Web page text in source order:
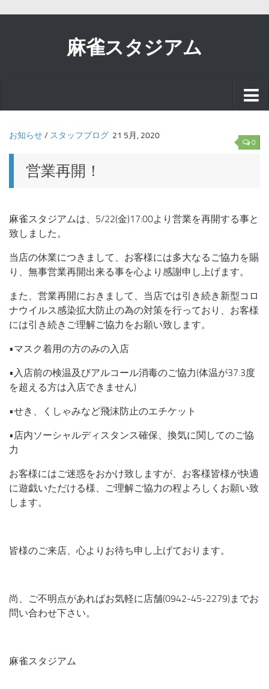
麻雀スタジアム
スタッフブログ
お知らせ
リアル麻雀で
ブログ
ホームページ
0
お知らせ/ スタッフブログ 21 5月, 2020
営業再開！
麻雀スタジアムは、5/22(金)17:00より営業を再開する事と
致しました。
当店の休業につきまして、お客様には多大なるご協力を賜
り、無事営業再開出来る事を心より感謝申し上げます。
また、営業再開におきまして、当店では引き続き新型コロ
ナウイルス感染拡大防止の為の対策を行っており、お客様
には引き続きご理解ご協力をお願い致します。
•マスク着用の方のみの入店
•入店前の検温及びアルコール消毒のご協力(体温が37.3度
を超える方は入店できません)
•せき、くしゃみなど飛沫防止のエチケット
•店内ソーシャルディスタンス確保、換気に関してのご協
力
お客様にはご迷惑をおかけ致しますが、お客様皆様が快適
に遊戯いただける様、ご理解ご協力の程よろしくお願い致
します。
皆様のご来店、心よりお待ち申し上げております。
尚、ご不明点があればお気軽に店舗(0942-45-2279)までお
問い合わせ下さい。
麻雀スタジアム